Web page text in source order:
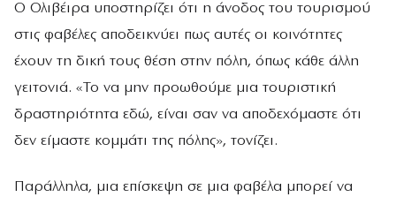
Ο Ολιβέιρα υποστηρίζει ότι η άνοδος του τουρισμού
στις φαβέλες αποδεικνύει πως αυτές οι κοινότητες
έχουν τη δική τους θέση στην πόλη, όπως κάθε άλλη
γειτονιά. «Το να μην προωθούμε μια τουριστική
δραστηριότητα εδώ, είναι σαν να αποδεχόμαστε ότι
δεν είμαστε κομμάτι της πόλης», τονίζει.
Παράλληλα, μια επίσκεψη σε μια φαβέλα μπορεί να